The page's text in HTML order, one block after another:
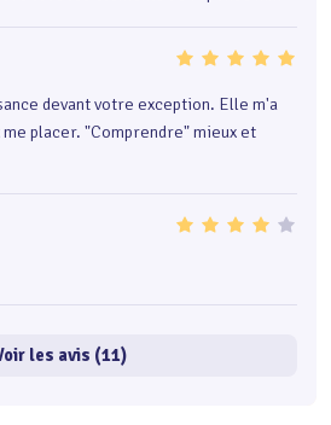
devant votre exception. Elle m'a
placer. "Comprendre" mieux et
les avis (11)